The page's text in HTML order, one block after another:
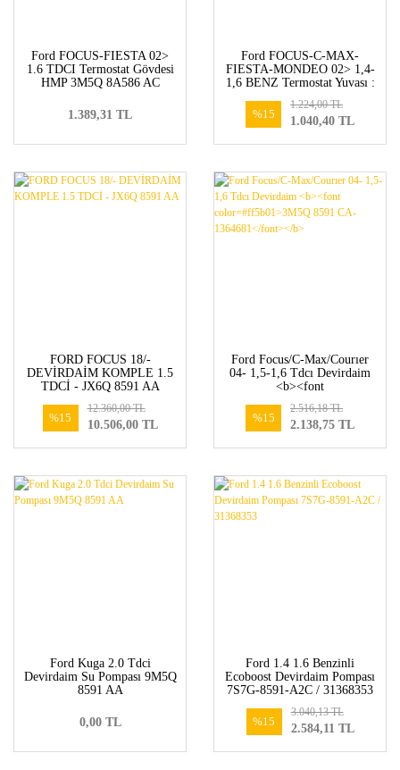
Ford FOCUS-FIESTA 02>
1.6 TDCI Termostat Gövdesi
HMP 3M5Q 8A586 AC
1.389,31 TL
Ford FOCUS-C-MAX-
FIESTA-MONDEO 02> 1,4-
1,6 BENZ Termostat Yuvası :
%15
1.040,40 TL
1.224,00 TL
FORD FOCUS 18/-
DEVİRDAİM KOMPLE 1.5
TDCİ - JX6Q 8591 AA
%15
10.506,00 TL
12.360,00 TL
Ford Focus/C-Max/Courıer
04- 1,5-1,6 Tdcı Devirdaim
<b><font
CA-1364681</font></b>
%15
2.138,75 TL
2.516,18 TL
Ford Kuga 2.0 Tdci
Devirdaim Su Pompası 9M5Q
8591 AA
0,00 TL
Ford 1.4 1.6 Benzinli
Ecoboost Devirdaim Pompası
7S7G-8591-A2C / 31368353
%15
2.584,11 TL
3.040,13 TL